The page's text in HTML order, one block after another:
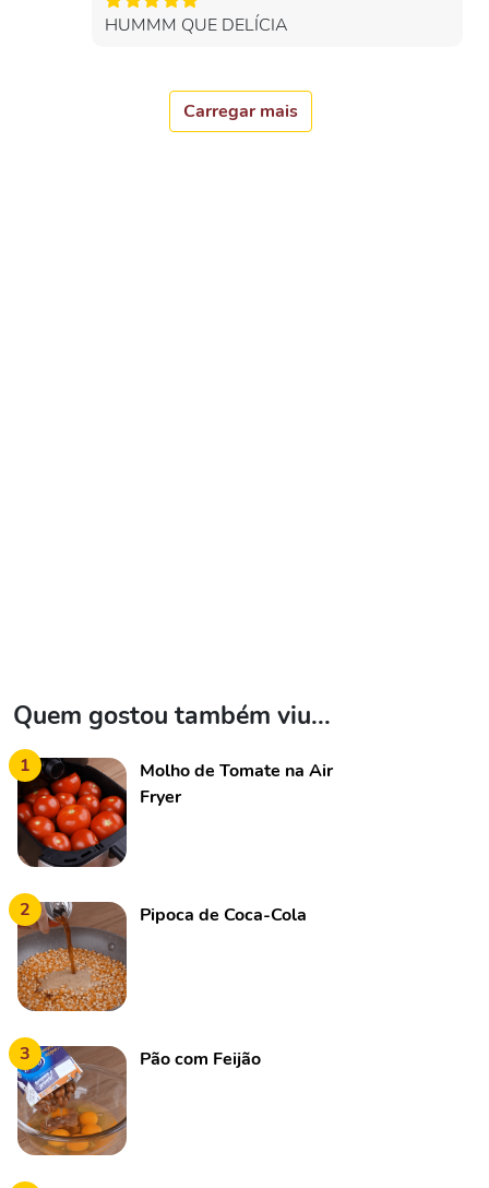
HUMMM QUE DELÍCIA
Carregar mais
Quem gostou também viu...
1
Molho de Tomate na Air
Fryer
2 Pipoca de Coca-Cola
3 Pão com Feijão